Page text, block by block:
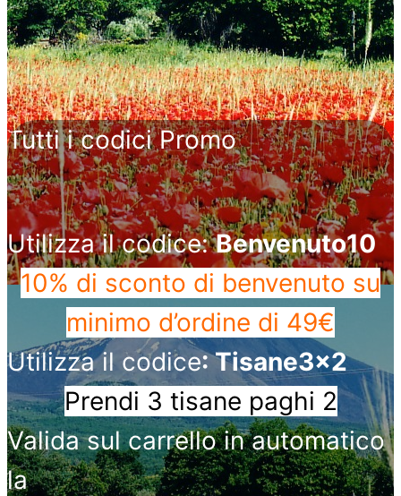
Tutti i codici Promo
Utilizza il codice:Benvenuto10
10% di sconto di benvenuto su
minimo d’ordine di 49€
Utilizza il codice: Tisane3x2
Prendi 3 tisane paghi 2
Valida sul carrello in automatico
la